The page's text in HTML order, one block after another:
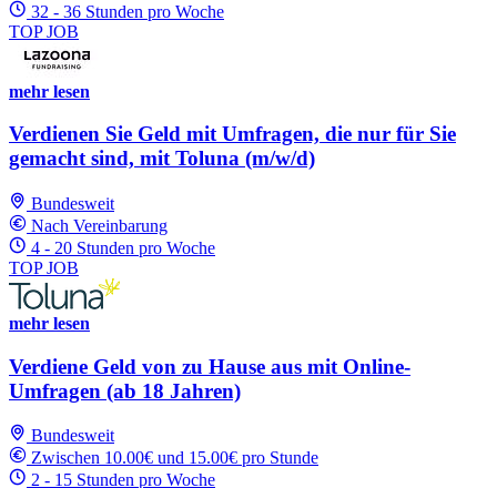
32 - 36 Stunden pro Woche
TOP JOB
mehr lesen
Verdienen Sie Geld mit Umfragen, die nur für Sie
gemacht sind, mit Toluna (m/w/d)
Bundesweit
Nach Vereinbarung
4 - 20 Stunden pro Woche
TOP JOB
mehr lesen
Verdiene Geld von zu Hause aus mit Online-
Umfragen (ab 18 Jahren)
Bundesweit
Zwischen 10.00€ und 15.00€ pro Stunde
2 - 15 Stunden pro Woche